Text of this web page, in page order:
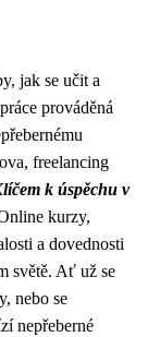
jak se učit a
prováděná
freelancing
k úspěchu v
kurzy,
a dovednosti
světě. Ať už se
nebo se
nepřeberné